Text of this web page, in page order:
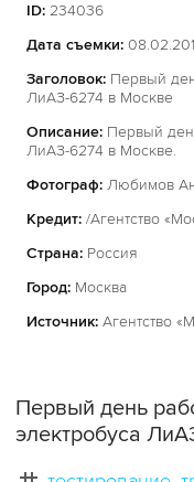
ID: 234036
Дата съемки:
Заголовок: Первый
ЛиАЗ-6274 в Москве
Описание: Первый
ЛиАЗ-6274 в Москве.
Фотограф: Любимов
Кредит: /Агентство
Страна: Россия
Город: Москва
Источник: Агентство
Первый день
электробуса